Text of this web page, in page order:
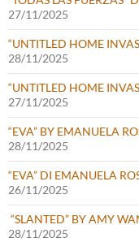
27/11/2025
“UNTITLED HOME
28/11/2025
“UNTITLED HOME
27/11/2025
“EVA” BY EMANUELA
28/11/2025
“EVA” DI EMANUELA
26/11/2025
“SLANTED” BY AMY
28/11/2025